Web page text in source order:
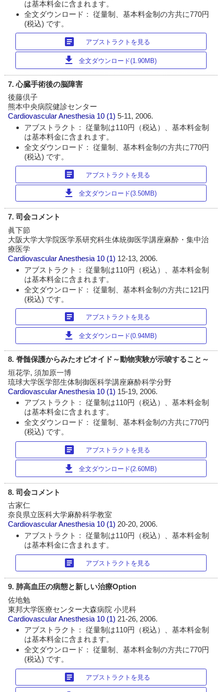
は基本料金に含まれます。
全文ダウンロード： 従量制、基本料金制の方共に770円
(税込) です。
article アブストラクトを見る
download 全文ダウンロード(1.90MB)
7. 心臓手術後の脳障害
後藤倶子
熊本中央病院健診センター
Cardiovascular Anesthesia 10 (1)5-11, 2006.
アブストラクト： 従量制は110円（税込）、基本料金制
は基本料金に含まれます。
全文ダウンロード： 従量制、基本料金制の方共に770円
(税込) です。
article アブストラクトを見る
download 全文ダウンロード(3.50MB)
7. 司会コメント
眞下節
大阪大学大学院医学系研究科生体統御医学講座麻酔・集中治
療医学
Cardiovascular Anesthesia 10 (1) 12-13, 2006.
アブストラクト： 従量制は110円（税込）、基本料金制
は基本料金に含まれます。
全文ダウンロード： 従量制、基本料金制の方共に121円
(税込) です。
article アブストラクトを見る
download 全文ダウンロード(0.94MB)
8. 脊髄保護からみたオピオイド～動物実験が示唆すること～
垣花学, 須加原一博
琉球大学医学部生体制御医科学講座麻酔科学分野
Cardiovascular Anesthesia 10 (1) 15-19, 2006.
アブストラクト： 従量制は110円（税込）、基本料金制
は基本料金に含まれます。
全文ダウンロード： 従量制、基本料金制の方共に770円
(税込) です。
article アブストラクトを見る
download 全文ダウンロード(2.60MB)
8. 司会コメント
古家仁
奈良県立医科大学麻酔科学教室
Cardiovascular Anesthesia 10 (1)20-20, 2006.
アブストラクト： 従量制は110円（税込）、基本料金制
は基本料金に含まれます。
article アブストラクトを見る
9. 肺高血圧の病態と新しい治療Option
佐地勉
東邦大学医療センター大森病院 小児科
Cardiovascular Anesthesia 10 (1) 21-26, 2006.
アブストラクト： 従量制は110円（税込）、基本料金制
は基本料金に含まれます。
全文ダウンロード： 従量制、基本料金制の方共に770円
(税込) です。
article アブストラクトを見る